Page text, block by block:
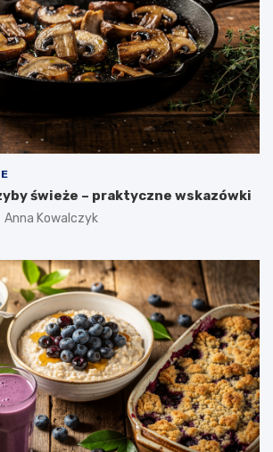
świeże – praktyczne wskazówki
Anna Kowalczyk